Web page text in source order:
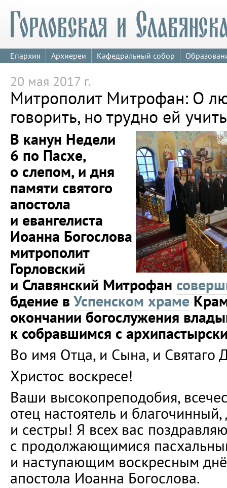
Епархия Архиереи Кафедральный собор
20 мая 2017 г.
Митрополит Митрофан: О
говорить, но трудно ей
В канун Недели
6 по Пасхе,
о слепом, и дня
памяти святого
апостола
и евангелиста
Иоанна Богослова
митрополит
Горловский
и Славянский Митрофан
бдение в Успенском храме
окончании богослужения
к собравшимся с
Во имя Отца, и Сына, и Святаго
Христос воскресе!
Ваши высокопреподобия,
отец настоятель и
и сестры! Я всех вас
с продолжающимися
и наступающим воскресным
апостола Иоанна Богослова.